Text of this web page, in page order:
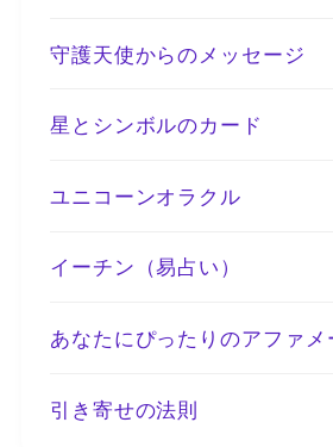
守護天使からのメッセージ
星とシンボルのカード
ユニコーンオラクル
イーチン（易占い）
あなたにぴったりのアファメ
引き寄せの法則